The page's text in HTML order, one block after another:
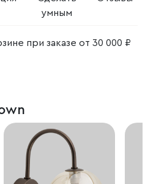
умным
при заказе от 30 000 ₽